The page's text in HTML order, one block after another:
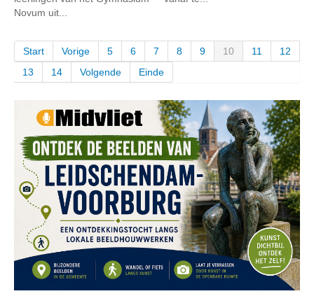
Novum uit...
Start Vorige 5 6 7 8 9 10 11
12
13
14 Volgende Einde